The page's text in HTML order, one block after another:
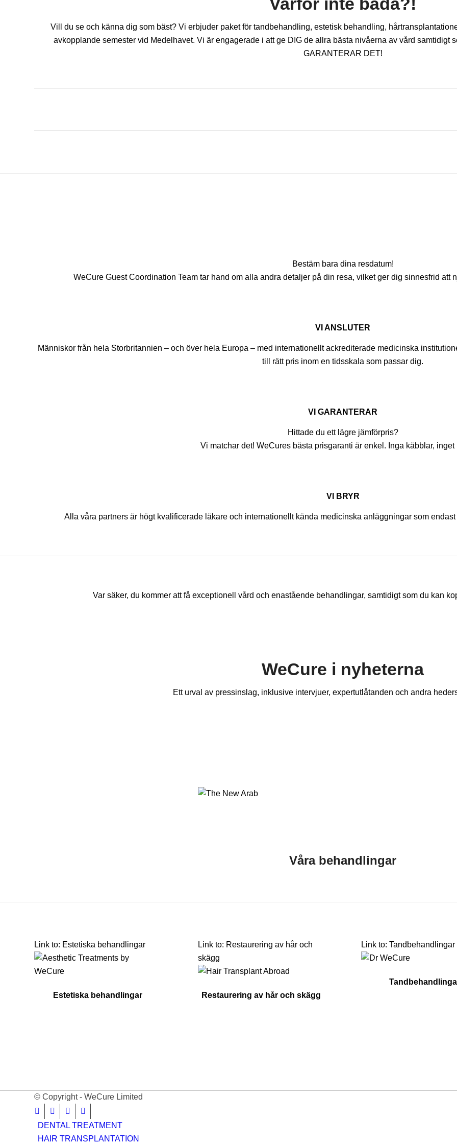
Vill du se och känna dig som bäst? Vi erbjuder paket för tandbehandling, estetisk behandling,
avkopplande semester vid Medelhavet. Vi är engagerade i att ge DIG de allra bästa nivåerna av vård samtidigt
GARANTERAR DET!
Bestäm bara dina resdatum!
WeCure Guest Coordination Team tar hand om alla andra detaljer på din resa, vilket ger dig sinnesfrid att
VI ANSLUTER
Människor från hela Storbritannien – och över hela Europa – med internationellt ackrediterade medicinska
till rätt pris inom en tidsskala som passar dig.
VI GARANTERAR
Hittade du ett lägre jämförpris?
Vi matchar det! WeCures bästa prisgaranti är enkel. Inga käbblar, inget
VI BRYR
Alla våra partners är högt kvalificerade läkare och internationellt kända medicinska anläggningar som
Var säker, du kommer att få exceptionell vård och enastående behandlingar, samtidigt som du kan
WeCure i nyheterna
Ett urval av pressinslag, inklusive intervjuer, expertutlåtanden och andra
Våra behandlingar
Link to: Estetiska behandlingar
Estetiska behandlingar
Link to: Restaurering av hår och
skägg
Restaurering av hår och skägg
Link to: Tandbehandlingar
© Copyright - WeCure Limited
DENTAL TREATMENT
HAIR TRANSPLANTATION